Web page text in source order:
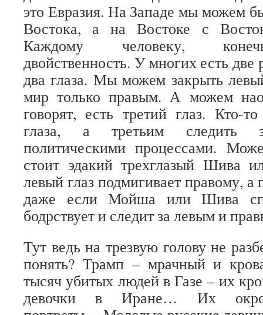
это Евразия. На Западе мы можем
Востока, а на Востоке с
Каждому человеку,
двойственность. У многих есть две
два глаза. Мы можем закрыть
мир только правым. А можем
говорят, есть третий глаз. Кто-
глаза, а третьим следить
политическими процессами.
стоит эдакий трехглазый Шива
левый глаз подмигивает правому,
даже если Мойша или Шива
бодрствует и следит за левым и
Тут ведь на трезвую голову не
понять? Трамп – мрачный и
тысяч убитых людей в Газе – их
девочки в Иране… Их